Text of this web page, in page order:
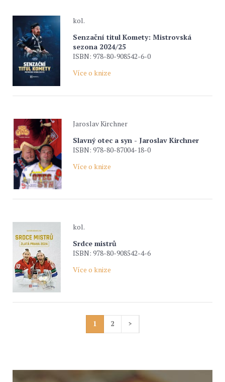
kol.
Senzační titul Komety: Mistrovská
sezona 2024/25
ISBN: 978-80-908542-6-0
Více o knize
Jaroslav Kirchner
Slavný otec a syn - Jaroslav Kirchner
ISBN: 978-80-87004-18-0
Více o knize
kol.
Srdce mistrů
ISBN: 978-80-908542-4-6
Více o knize
1 2 >